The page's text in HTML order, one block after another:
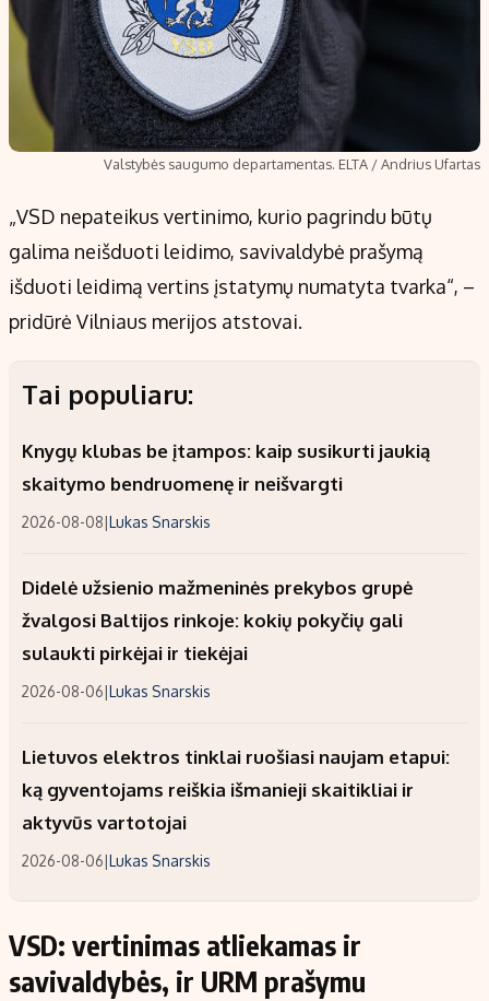
Valstybės saugumo departamentas. ELTA / Andrius Ufartas
„VSD nepateikus vertinimo, kurio pagrindu būtų
galima neišduoti leidimo, savivaldybė prašymą
išduoti leidimą vertins įstatymų numatyta tvarka“, –
pridūrė Vilniaus merijos atstovai.
Tai populiaru:
Knygų klubas be įtampos: kaip susikurti jaukią
skaitymo bendruomenę ir neišvargti
2026-08-08 Lukas Snarskis
Didelė užsienio mažmeninės prekybos grupė
žvalgosi Baltijos rinkoje: kokių pokyčių gali
sulaukti pirkėjai ir tiekėjai
2026-08-06 Lukas Snarskis
Lietuvos elektros tinklai ruošiasi naujam etapui:
ką gyventojams reiškia išmanieji skaitikliai ir
aktyvūs vartotojai
2026-08-06 Lukas Snarskis
VSD: vertinimas atliekamas ir
savivaldybės, ir URM prašymu